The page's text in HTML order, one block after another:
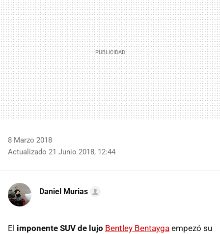
8 Marzo 2018
Actualizado 21 Junio 2018, 12:44
Daniel Murias
El imponente SUV de lujo Bentley Bentayga empezó su